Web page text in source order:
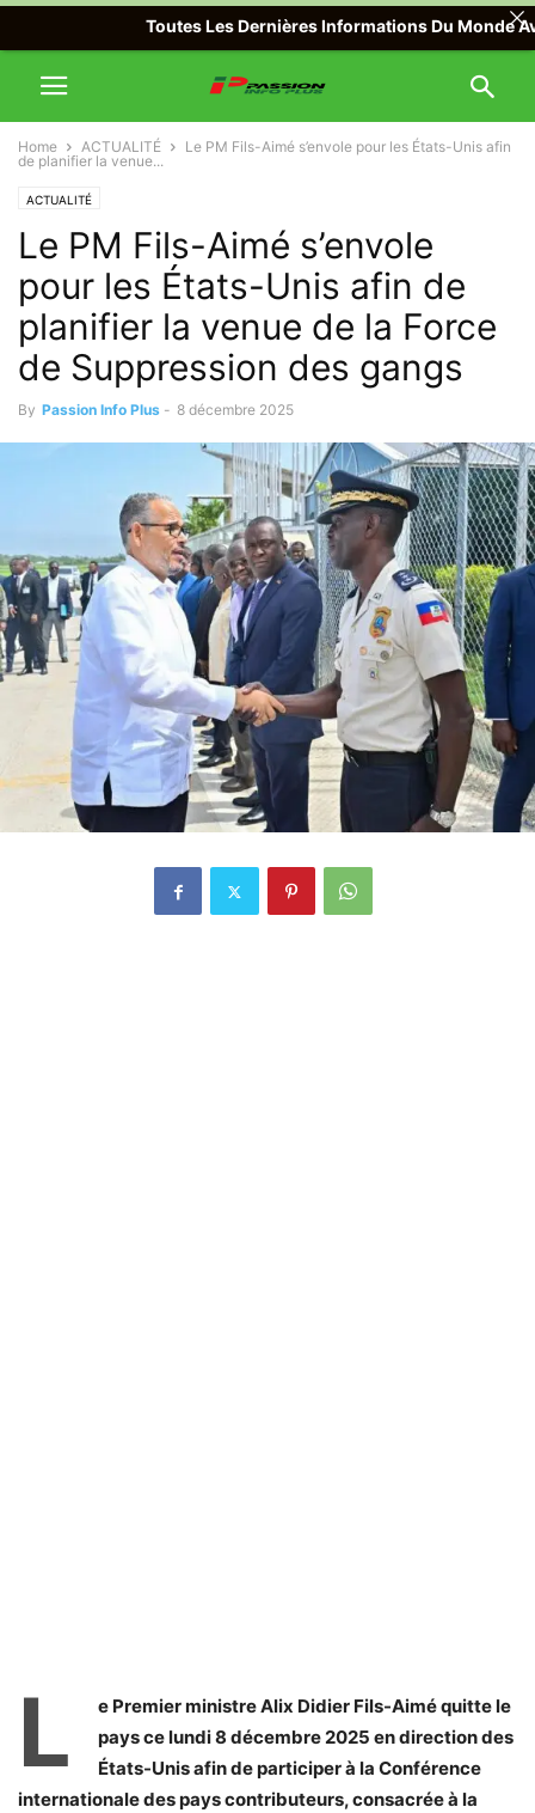
Home ACTUALITÉ
Le PM Fils-Aimé s’envole pour les États-Unis afin
de planifier la venue...
ACTUALITÉ
Le PM Fils-Aimé s’envole
pour les États-Unis afin de
planifier la venue de la Force
de Suppression des gangs
By Passion Info Plus - 8 décembre 2025
L
e Premier ministre Alix Didier Fils-Aimé quitte le
pays ce lundi 8 décembre 2025 en direction des
États-Unis afin de participer à la Conférence
internationale des pays contributeurs, consacrée à la
Toutes Les Dernières Informations Du Monde